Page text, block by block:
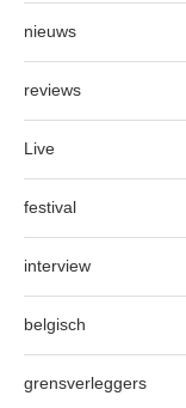
nieuws
reviews
Live
festival
interview
belgisch
grensverleggers